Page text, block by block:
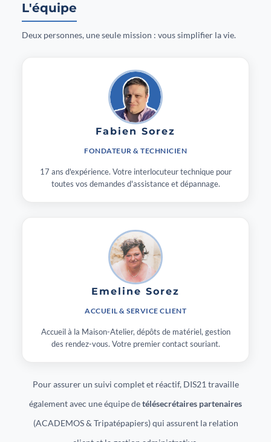
L'équipe
Deux personnes, une seule mission : vous simplifier la vie.
Fabien Sorez
FONDATEUR & TECHNICIEN
17 ans d'expérience. Votre interlocuteur technique pour
toutes vos demandes d'assistance et dépannage.
Emeline Sorez
ACCUEIL & SERVICE CLIENT
Accueil à la Maison-Atelier, dépôts de matériel, gestion
des rendez-vous. Votre premier contact souriant.
Pour assurer un suivi complet et réactif, DIS21 travaille
également avec une équipe detélésecrétaires partenaires
(ACADEMOS & Tripatépapiers) qui assurent la relation